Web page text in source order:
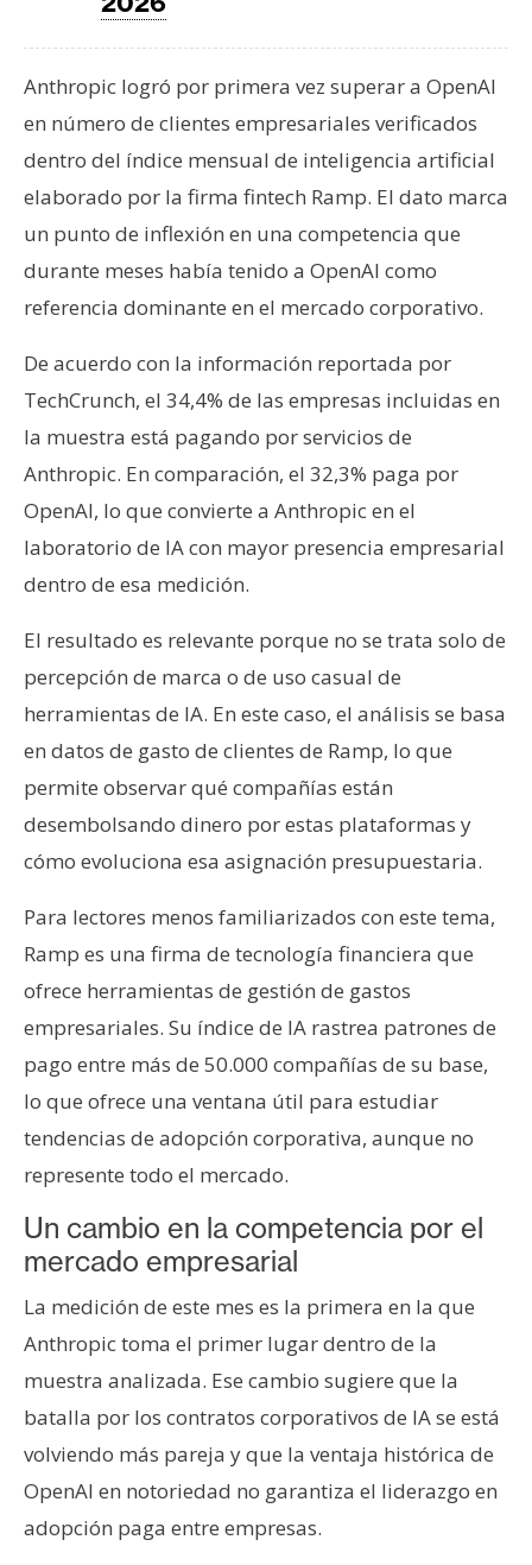
m
a
s
R
e
c
u
s
s
C
o
n
t
a
t
o
P
u
b
l
c
i
a
d
Anthropic logró por primera vez superar a OpenAI
en número de clientes empresariales verificados
dentro del índice mensual de inteligencia artificial
elaborado por la firma fintech Ramp. El dato marca
un punto de inflexión en una competencia que
durante meses había tenido a OpenAI como
referencia dominante en el mercado corporativo.
De acuerdo con la información reportada por
TechCrunch, el 34,4% de las empresas incluidas en
la muestra está pagando por servicios de
Anthropic. En comparación, el 32,3% paga por
OpenAI, lo que convierte a Anthropic en el
laboratorio de IA con mayor presencia empresarial
dentro de esa medición.
El resultado es relevante porque no se trata solo de
percepción de marca o de uso casual de
herramientas de IA. En este caso, el análisis se basa
en datos de gasto de clientes de Ramp, lo que
permite observar qué compañías están
desembolsando dinero por estas plataformas y
cómo evoluciona esa asignación presupuestaria.
Para lectores menos familiarizados con este tema,
Ramp es una firma de tecnología financiera que
ofrece herramientas de gestión de gastos
empresariales. Su índice de IA rastrea patrones de
pago entre más de 50.000 compañías de su base,
lo que ofrece una ventana útil para estudiar
tendencias de adopción corporativa, aunque no
represente todo el mercado.
Un cambio en la competencia por el
mercado empresarial
La medición de este mes es la primera en la que
Anthropic toma el primer lugar dentro de la
muestra analizada. Ese cambio sugiere que la
batalla por los contratos corporativos de IA se está
volviendo más pareja y que la ventaja histórica de
OpenAI en notoriedad no garantiza el liderazgo en
adopción paga entre empresas.